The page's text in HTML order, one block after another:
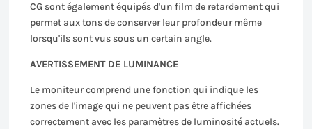
CG sont également équipés d'un film de retardement qui
permet aux tons de conserver leur profondeur même
lorsqu'ils sont vus sous un certain angle.
AVERTISSEMENT DE LUMINANCE
Le moniteur comprend une fonction qui indique les
zones de l'image qui ne peuvent pas être affichées
correctement avec les paramètres de luminosité actuels.